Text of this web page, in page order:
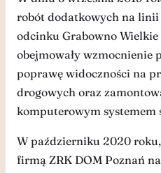
robót dodatkowych na linii
odcinku Grabowno Wielkie
obejmowały wzmocnienie
poprawę widoczności na
drogowych oraz
komputerowym systemem
W październiku 2020
firmą ZRK DOM Poznań